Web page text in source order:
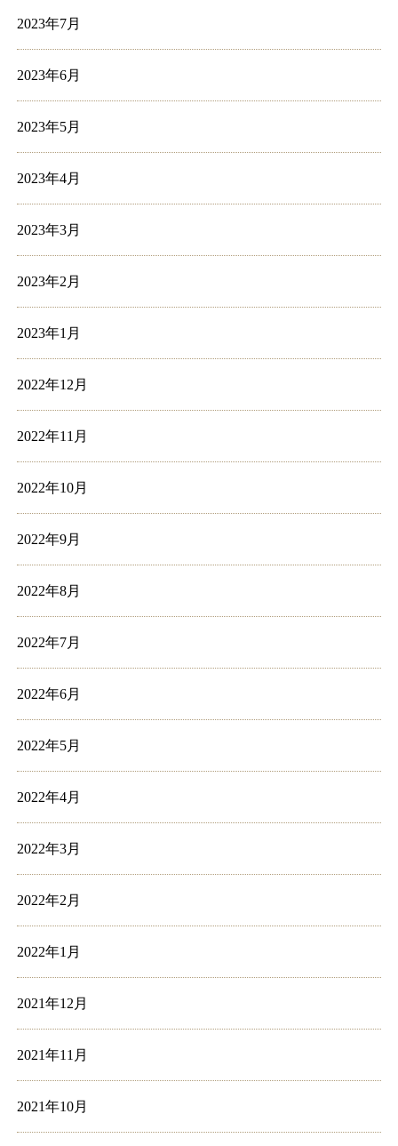
2023年7月
2023年6月
2023年5月
2023年4月
2023年3月
2023年2月
2023年1月
2022年12月
2022年11月
2022年10月
2022年9月
2022年8月
2022年7月
2022年6月
2022年5月
2022年4月
2022年3月
2022年2月
2022年1月
2021年12月
2021年11月
2021年10月